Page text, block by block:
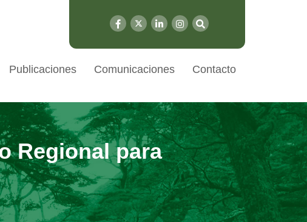
Publicaciones Comunicaciones Contacto
Regional para